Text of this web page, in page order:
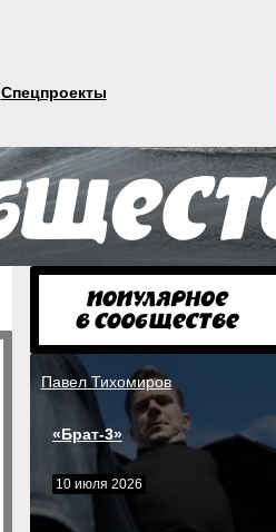
Спецпроекты
Павел Тихомиров
«Брат-3»
10 июля 2026